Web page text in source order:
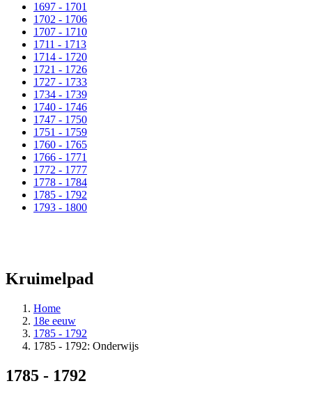
1697 - 1701
1702 - 1706
1707 - 1710
1711 - 1713
1714 - 1720
1721 - 1726
1727 - 1733
1734 - 1739
1740 - 1746
1747 - 1750
1751 - 1759
1760 - 1765
1766 - 1771
1772 - 1777
1778 - 1784
1785 - 1792
1793 - 1800
Kruimelpad
Home
18e eeuw
1785 - 1792
1785 - 1792: Onderwijs
1785 - 1792